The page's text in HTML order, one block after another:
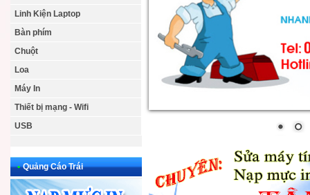
Linh Kiện Laptop
Bàn phím
Chuột
Loa
Máy In
Thiết bị mạng - Wifi
USB
• Quảng Cáo Trái